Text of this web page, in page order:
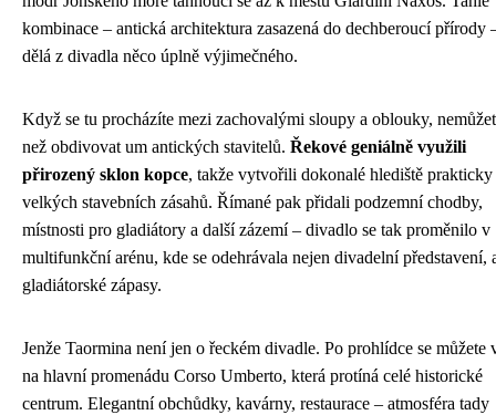
kombinace – antická architektura zasazená do dechberoucí přírody
dělá z divadla něco úplně výjimečného.
Když se tu procházíte mezi zachovalými sloupy a oblouky,
než obdivovat um antických stavitelů. Řekové geniálně využili
přirozený sklon kopce, takže vytvořili dokonalé hlediště prakticky
velkých stavebních zásahů. Římané pak přidali podzemní chodby,
místnosti pro gladiátory a další zázemí – divadlo se tak proměnilo v
multifunkční arénu, kde se odehrávala nejen divadelní představení,
gladiátorské zápasy.
Jenže Taormina není jen o řeckém divadle. Po prohlídce se můžete
na hlavní promenádu Corso Umberto, která protíná celé historické
centrum. Elegantní obchůdky, kavárny, restaurace – atmosféra tady